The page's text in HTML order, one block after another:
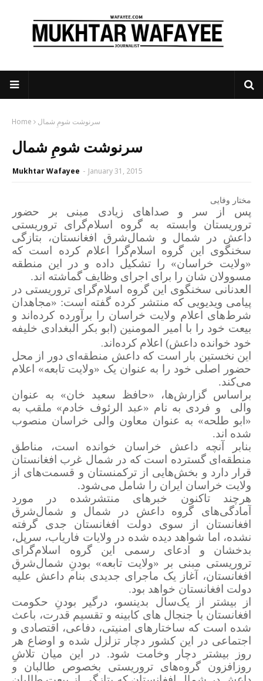
Home سرنوشت شومِ شمال
سرنوشت شومِ شمال
Mukhtar Wafayee - January 31, 2015
مختار وفایی
پس از سر و صداهای زیادی مبنی بر حضور
تروریستان وابسته به گروه اسلام‌گرای تروریستی
داعش در شمال و شمال‌شرق افغانستان، بتازگی
سخنگوی این گروه اسلام‌گرا اعلام کرده است که
«ولایت خراسان» را تشکیل داده و در این منطقه
مسوولان شان را برای اجرای وظایف گماشته اند.
العدنانی سخنگوی این گروه اسلام‌گرای تروریستی در
پیامی ویدیویی که منتشر کرده گفته است: «مجاهدان
شرط‌های اعلام ولایت خراسان را برآورده کرده‌اند و
بیعت خود را با امیر المومنین (ابو بکر البغدادی خلیفه
خود خوانده داعش) اعلام کرده‌اند.
این نخستین بار است که داعش منطقه‌ای دور از محل
حضور اصلی خود را به عنوان یک «ولایت تابعه» اعلام
می‌کند.
براساس گزارش‌ها، «حافظ سعید خان» به عنوان
والی
و فردی به نام «عبد الرئوف خادم» ملقب به
«ابو طلحه» به عنوان معاون والی خراسان منصوب
شده اند.
بنابر آنچه داعش خراسان خوانده است، مناطق
منطقه‌ای گسترده است که در شمال غرب افغانستان
قرار دارد و بخش‌هایی از ترکمنستان و قسمت‌های از
ولایت خراسان ایران را شامل می‌شود.
هرچند تاکنون خبرهای منتشرشده در مورد
آمادگی‌های گروه داعش در شمال‌ و شمال‌شرق
افغانستان از سوی دولت افغانستان جدی گرفته
نشده، اما شواهد دیده شده در ولایات فاریاب، سرپل،
بدخشان و ادعای رسمی این گروه اسلام‌گرای
تروریستی مبنی بر «ولایت تابعه» بودنِ شمال‌شرق
افغانستان، آغاز یک ماجرای جدیدی بنام داعش علیه
دولت افغانستان خواهد بود.
از بیشتر از یک‌سال بدینسو، درگیر بودنِ حکومت
افغانستان با جنجال های کابینه و تقسیم قدرت، باعث
شده است که ساختارهای امنیتی، دفاعی، اقتصادی و
اجتماعی در این کشور دچار تزلزل شده و اوضاع هر
روز بیشتر دچار وخامت شود. در این میان تلاشِ
روزافزون گروه‌های تروریستی بخصوص طالبان و